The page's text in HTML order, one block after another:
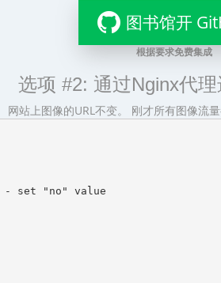
图书馆开
根据要求免费集成
选项 #2: 通过Nginx代
网站上图像的URL不变。 刚才所有图像流
set "no" value